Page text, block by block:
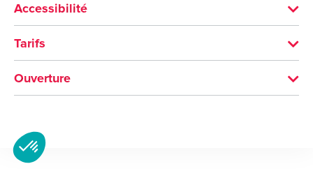
Parking
Accessibilité
Non accessible en fauteuil roulant
Tarifs
Espèces
Ouverture